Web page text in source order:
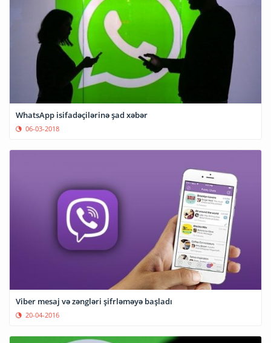
WhatsApp isifadəçilərinə şad xəbər
06-03-2018
Viber mesaj və zəngləri şifrləməyə başladı
20-04-2016